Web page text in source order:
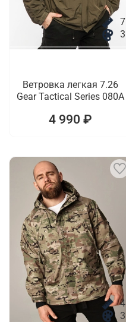
7
3
Ветровка легкая 7.26
Gear Tactical Series 080A
4 990 ₽
4
3